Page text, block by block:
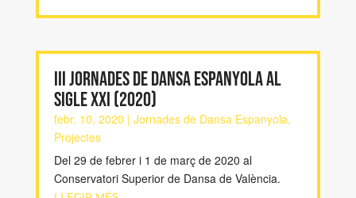
III Jornades de Dansa Espanyola al
Sigle XXI (2020)
febr. 10, 2020 | Jornades de Dansa Espanyola,
Projectes
Del 29 de febrer i 1 de març de 2020 al
Conservatori Superior de Dansa de València.